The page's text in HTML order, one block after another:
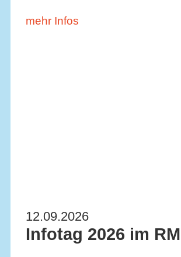
mehr Infos
12.09.2026
Infotag 2026 im